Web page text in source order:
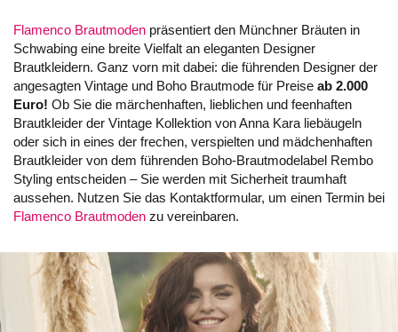
Flamenco Brautmoden präsentiert den Münchner Bräuten in
Schwabing eine breite Vielfalt an eleganten Designer
Brautkleidern. Ganz vorn mit dabei: die führenden Designer der
angesagten Vintage und Boho Brautmode für Preise ab 2.000
Euro! Ob Sie die märchenhaften, lieblichen und feenhaften
Brautkleider der Vintage Kollektion von Anna Kara liebäugeln
oder sich in eines der frechen, verspielten und mädchenhaften
Brautkleider von dem führenden Boho-Brautmodelabel Rembo
Styling entscheiden – Sie werden mit Sicherheit traumhaft
aussehen. Nutzen Sie das Kontaktformular, um einen Termin bei
Flamenco Brautmoden zu vereinbaren.